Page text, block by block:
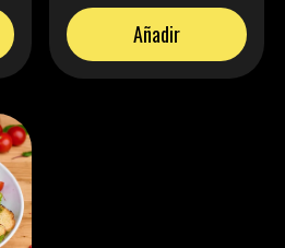
Añadir